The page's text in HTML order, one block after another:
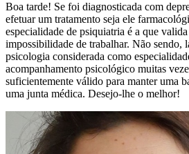
Boa tarde! Se foi diagnosticada com
efetuar um tratamento seja ele
especialidade de psiquiatria é a que
impossibilidade de trabalhar. Não sendo,
psicologia considerada como
acompanhamento psicológico muitas
suficientemente válido para manter uma
uma junta médica. Desejo-lhe o melhor!